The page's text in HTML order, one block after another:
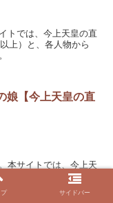
トでは、今上天皇の直
上）と、各人物から
娘【今上天皇の直
本サイトでは、今上天
名以上）と、各人
ます。
プ サイドバー